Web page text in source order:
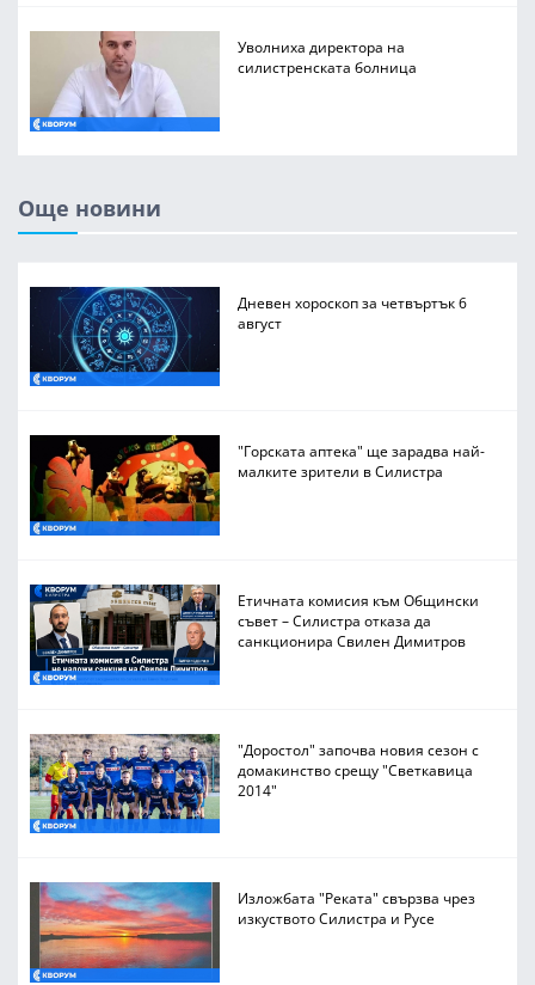
Уволниха директора на
силистренската болница
Още новини
Дневен хороскоп за четвъртък 6
август
"Горската аптека" ще зарадва най-
малките зрители в Силистра
Етичната комисия към Общински
съвет – Силистра отказа да
санкционира Свилен Димитров
"Доростол" започва новия сезон с
домакинство срещу "Светкавица
2014"
Изложбата "Реката" свързва чрез
изкуството Силистра и Русе